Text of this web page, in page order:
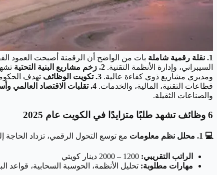
1. نقلة رقمية شاملة
بات من الواضح أن الرقمنة أصبحت العمود
السيبراني، وإدارة الأنظمة التقنية. 2. زخم مشاريع البنية التحتية
ومديري مشاريع ذوي كفاءة عالية. 3. تكويت الوظائف
تهدف
قطاعات التقنية، المالية، والخدمات. 4. تقلبات الاقتصاد العالمي وأسعار النفط
والصناعات الثقيلة.
6 وظائف تشهد طلبًا متزايدًا في الكويت عام 2025
💻 1. محلل نظم معلومات مع توسع التحول الرقمي، تزداد
الراتب التقريبي:
مهارات مطلوبة: تحليل الأنظمة، الحوسبة السحابية، قواعد